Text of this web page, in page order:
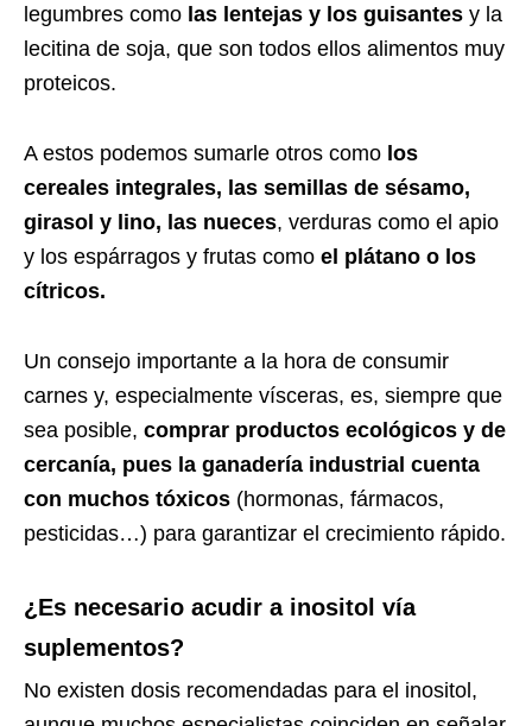
legumbres como las lentejas y los guisantes y la
lecitina de soja, que son todos ellos alimentos muy
proteicos.
A estos podemos sumarle otros como los
cereales integrales, las semillas de sésamo,
girasol y lino, las nueces, verduras como el apio
y los espárragos y frutas como el plátano o los
cítricos.
Un consejo importante a la hora de consumir
carnes y, especialmente vísceras, es, siempre que
sea posible, comprar productos ecológicos y de
cercanía, pues la ganadería industrial cuenta
con muchos tóxicos (hormonas, fármacos,
pesticidas…) para garantizar el crecimiento rápido.
¿Es necesario acudir a inositol vía
suplementos?
No existen dosis recomendadas para el inositol,